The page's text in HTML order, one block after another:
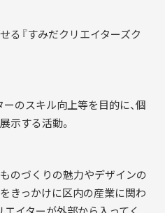
る『すみだクリエイターズク
のスキル向上等を目的に、個
示する活動。
のづくりの魅力やデザインの
きっかけに区内の産業に関わ